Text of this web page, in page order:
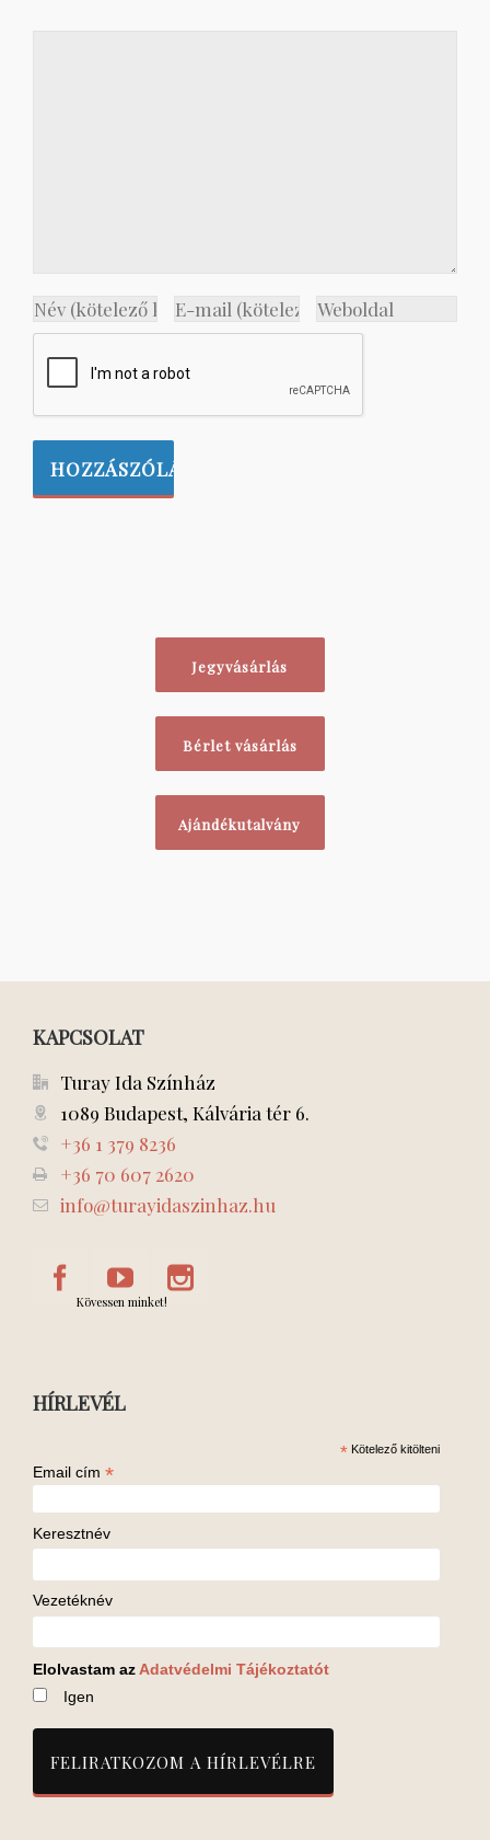
Jegyvásárlás
Bérlet vásárlás
Ajándékutalvány
KAPCSOLAT
Turay Ida Színház
1089 Budapest, Kálvária tér 6.
+36 1 379 8236
+36 70 607 2620
info@turayidaszinhaz.hu
Kövessen minket!
HÍRLEVÉL
* Kötelező kitölteni
Email cím *
Keresztnév
Vezetéknév
Elolvastam az Adatvédelmi Tájékoztatót
Igen